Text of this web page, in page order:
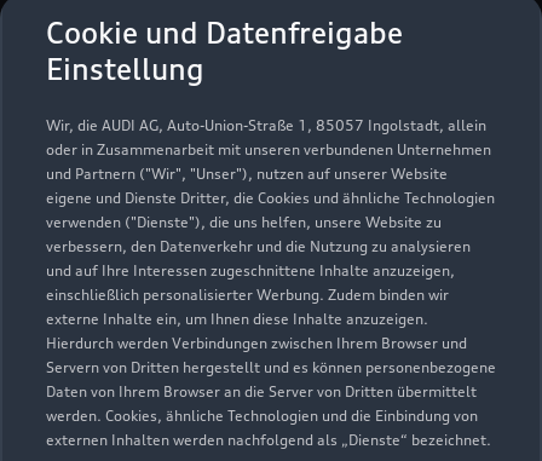
Cookie und Datenfreigabe
Einstellung
Wir, die AUDI AG, Auto-Union-Straße 1, 85057 Ingolstadt, allein
oder in Zusammenarbeit mit unseren verbundenen Unternehmen
und Partnern ("Wir", "Unser"), nutzen auf unserer Website
eigene und Dienste Dritter, die Cookies und ähnliche Technologien
verwenden ("Dienste"), die uns helfen, unsere Website zu
verbessern, den Datenverkehr und die Nutzung zu analysieren
und auf Ihre Interessen zugeschnittene Inhalte anzuzeigen,
einschließlich personalisierter Werbung. Zudem binden wir
externe Inhalte ein, um Ihnen diese Inhalte anzuzeigen.
Hierdurch werden Verbindungen zwischen Ihrem Browser und
Servern von Dritten hergestellt und es können personenbezogene
Daten von Ihrem Browser an die Server von Dritten übermittelt
werden. Cookies, ähnliche Technologien und die Einbindung von
externen Inhalten werden nachfolgend als „Dienste“ bezeichnet.
II. Industriestraße 2
68766 Hockenheim
06205 20050
serviceinfo.hoc@scherer-gruppe.de
Kontaktdaten herunterladen
Öffnungszeiten